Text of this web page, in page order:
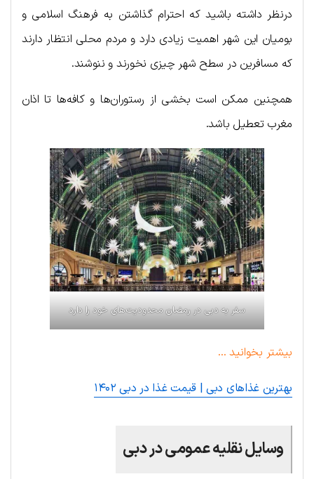
درنظر داشته باشید که احترام گذاشتن به فرهنگ اسلامی و
بومیان این شهر اهمیت زیادی دارد و مردم محلی انتظار دارند
که مسافرین در سطح شهر چیزی نخورند و ننوشند.
همچنین ممکن است بخشی از رستوران‌ها و کافه‌ها تا اذان
مغرب تعطیل باشد.
سفر به دبی در رمضان محدودیت‌های خود را دارد
بیشتر بخوانید …
بهترین غذاهای دبی | قیمت غذا در دبی ۱۴۰۲
وسایل نقلیه عمومی در دبی